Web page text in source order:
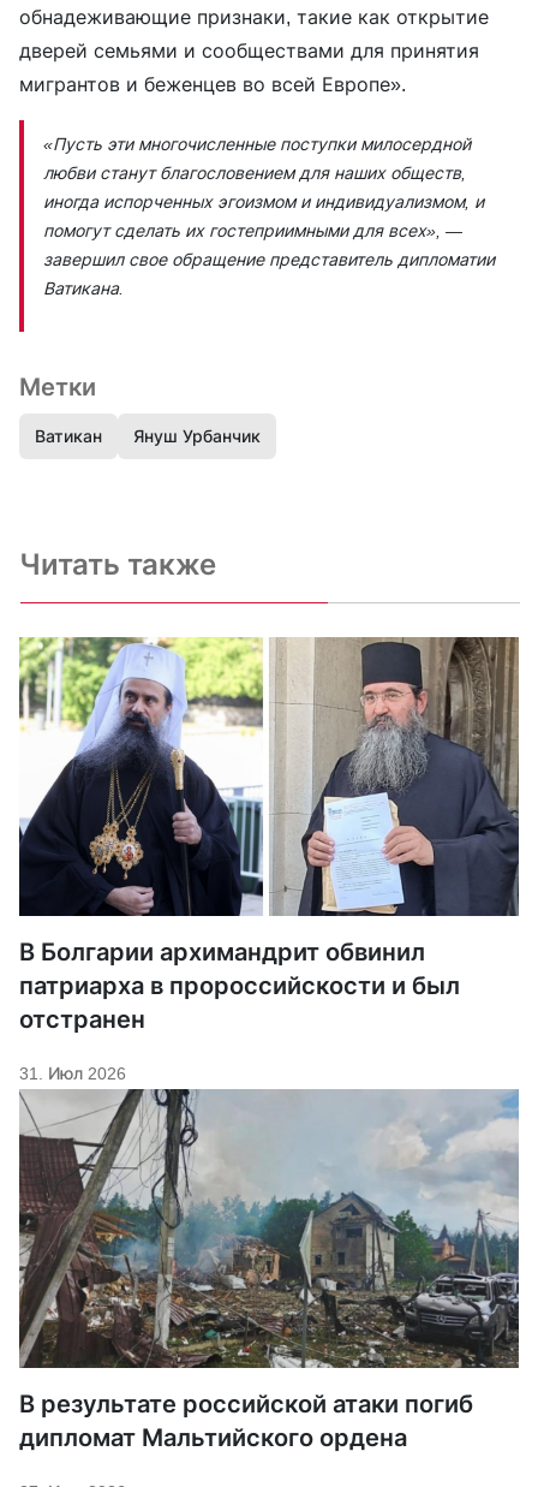
обнадеживающие признаки, такие как открытие
дверей семьями и сообществами для принятия
мигрантов и беженцев во всей Европе».
«Пусть эти многочисленные поступки милосердной
любви станут благословением для наших обществ,
иногда испорченных эгоизмом и индивидуализмом, и
помогут сделать их гостеприимными для всех» , —
завершил свое обращение представитель дипломатии
Ватикана.
Метки
Ватикан Януш Урбанчик
Читать также
В Болгарии архимандрит обвинил
патриарха в пророссийскости и был
отстранен
31. Июл 2026
В результате российской атаки погиб
дипломат Мальтийского ордена